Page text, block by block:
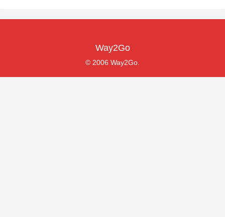
Way2Go
© 2006 Way2Go.